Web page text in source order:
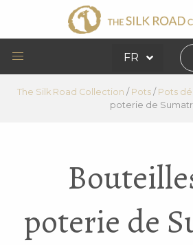
FR
The Silk Road Collection / Pots / Pots
poterie de
poterie de